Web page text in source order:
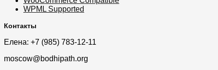
WPML Supported
Контакты
Елена: +7 (985) 783-12-11
moscow@bodhipath.org